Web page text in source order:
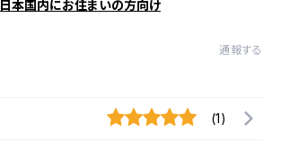
日本国内にお住まいの方向け
通報する
(1)